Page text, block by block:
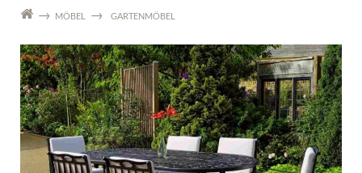
MÖBEL GARTENMÖBEL